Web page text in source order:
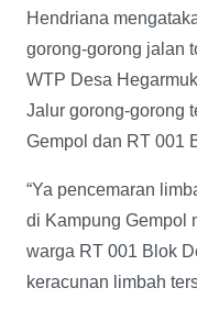
Hendriana
gorong-gorong jalan
WTP Desa
Jalur gorong-gorong
Gempol dan RT 001
“Ya pencemaran
di Kampung Gempol
warga RT 001 Blok
keracunan limbah